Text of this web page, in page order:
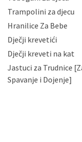
slučajevima
da možete u
zatražiti
podataka.
gore
Trampolini za djecu
Hranilice Za Bebe
Dječji krevetići
Dječji kreveti na kat
Jastuci za Trudnice
Spavanje i Dojenje]